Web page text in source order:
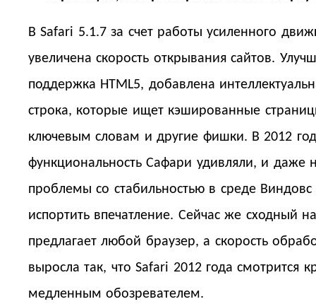
В Safari 5.1.7 за счет работы усиленного
увеличена скорость открывания сайтов.
поддержка HTML5, добавлена
строка, которые ищет кэшированные
ключевым словам и другие фишки. В 2012
функциональность Сафари удивляли, и даже
проблемы со стабильностью в среде
испортить впечатление. Сейчас же сходный
предлагает любой браузер, а скорость
выросла так, что Safari 2012 года смотрится
медленным обозревателем.